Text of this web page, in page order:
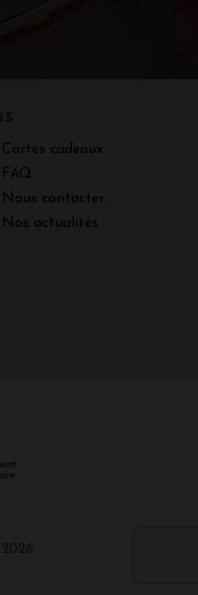
Cartes cadeaux
FAQ
Nous contacter
Nos actualités